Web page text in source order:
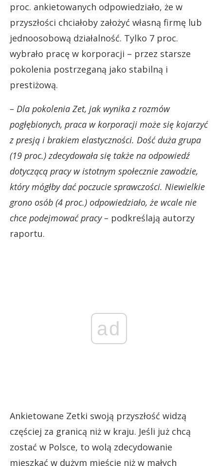
proc. ankietowanych odpowiedziało, że w
przyszłości chciałoby założyć własną firmę lub
jednoosobową działalność. Tylko 7 proc.
wybrało pracę w korporacji – przez starsze
pokolenia postrzeganą jako stabilną i
prestiżową.
– Dla pokolenia Zet, jak wynika z rozmów
pogłębionych, praca w korporacji może się kojarzyć
z presją i brakiem elastyczności. Dość duża grupa
(19 proc.) zdecydowała się także na odpowiedź
dotyczącą pracy w istotnym społecznie zawodzie,
który mógłby dać poczucie sprawczości. Niewielkie
grono osób (4 proc.) odpowiedziało, że wcale nie
chce podejmować pracy – podkreślają autorzy
raportu.
ad
Ankietowane Zetki swoją przyszłość widzą
częściej za granicą niż w kraju. Jeśli już chcą
zostać w Polsce, to wolą zdecydowanie
mieszkać w dużym mieście niż w małych